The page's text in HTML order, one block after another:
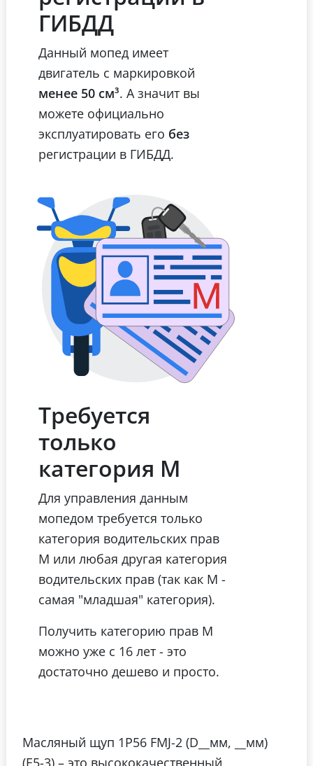
ГИБДД
Данный мопед имеет
двигатель с маркировкой
менее 50 см³. А значит вы
можете официально
эксплуатировать его без
регистрации в ГИБДД.
Требуется
только
категория М
Для управления данным
мопедом требуется только
категория водительских прав
М или любая другая категория
водительских прав (так как М -
самая "младшая" категория).
Получить категорию прав М
можно уже с 16 лет - это
достаточно дешево и просто.
Масляный щуп 1P56 FMJ-2 (D__мм, __мм)
(E5-3) – это высококачественный